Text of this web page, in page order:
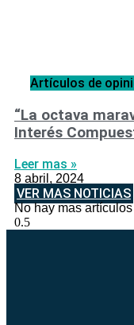
Artículos de
“La octava
Interés
Leer mas »
8 abril, 2024
VER MAS NOTICIAS
No hay mas